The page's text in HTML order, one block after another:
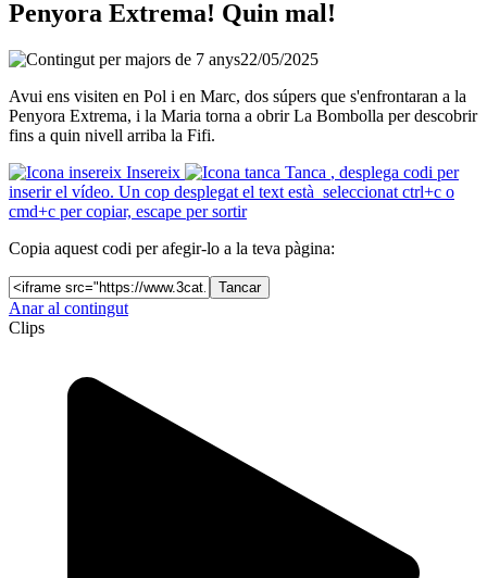
Penyora Extrema! Quin mal!
22/05/2025
Avui ens visiten en Pol i en Marc, dos súpers que s'enfrontaran a la
Penyora Extrema, i la Maria torna a obrir La Bombolla per descobrir
fins a quin nivell arriba la Fifi.
Insereix
Tanca , desplega codi per
inserir el vídeo. Un cop desplegat el text està seleccionat ctrl+c o
cmd+c per copiar, escape per sortir
Copia aquest codi per afegir-lo a la teva pàgina:
Tancar
Anar al contingut
Clips